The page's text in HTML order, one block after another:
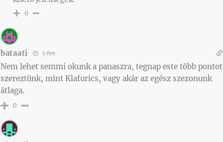
0
bataati 3 éve
Nem lehet semmi okunk a panaszra, tegnap este több pontot
szereztünk, mint Klafurics, vagy akár az egész szezonunk
átlaga.
0